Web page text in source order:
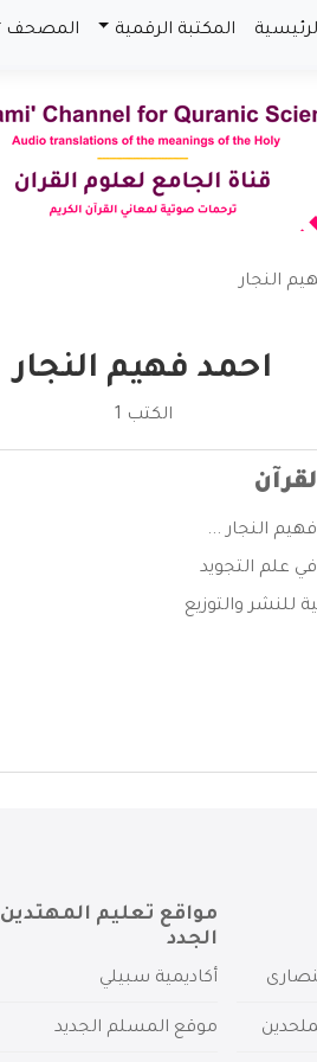
المكتبة الرقمية المصحف
النجار
احمد فهيم النجار
الكتب 1
النجار ...
علم التجويد
للنشر والتوزيع
مواقع تعليم المهتدين
الجدد
أكاديمية سبيلي
موقع المسلم الجديد